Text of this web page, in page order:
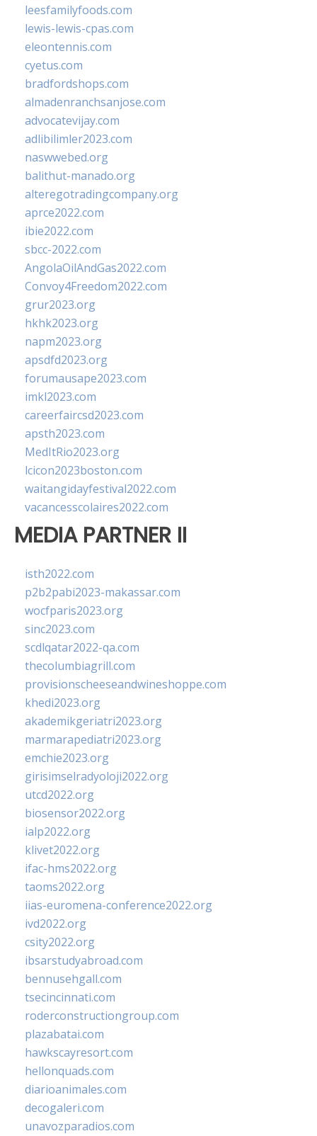
leesfamilyfoods.com
lewis-lewis-cpas.com
eleontennis.com
cyetus.com
bradfordshops.com
almadenranchsanjose.com
advocatevijay.com
adlibilimler2023.com
naswwebed.org
balithut-manado.org
alteregotradingcompany.org
aprce2022.com
ibie2022.com
sbcc-2022.com
AngolaOilAndGas2022.com
Convoy4Freedom2022.com
grur2023.org
hkhk2023.org
napm2023.org
apsdfd2023.org
forumausape2023.com
imkl2023.com
careerfaircsd2023.com
apsth2023.com
MedItRio2023.org
lcicon2023boston.com
waitangidayfestival2022.com
vacancesscolaires2022.com
MEDIA PARTNER II
isth2022.com
p2b2pabi2023-makassar.com
wocfparis2023.org
sinc2023.com
scdlqatar2022-qa.com
thecolumbiagrill.com
provisionscheeseandwineshoppe.com
khedi2023.org
akademikgeriatri2023.org
marmarapediatri2023.org
emchie2023.org
girisimselradyoloji2022.org
utcd2022.org
biosensor2022.org
ialp2022.org
klivet2022.org
ifac-hms2022.org
taoms2022.org
iias-euromena-conference2022.org
ivd2022.org
csity2022.org
ibsarstudyabroad.com
bennusehgall.com
tsecincinnati.com
roderconstructiongroup.com
plazabatai.com
hawkscayresort.com
hellonquads.com
diarioanimales.com
decogaleri.com
unavozparadios.com